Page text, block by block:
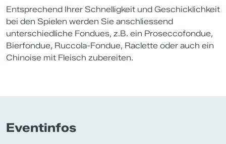
Entsprechend Ihrer Schnelligkeit und Geschicklichkeit
bei den Spielen werden Sie anschliessend
unterschiedliche Fondues, z.B. ein Proseccofondue,
Bierfondue, Ruccola-Fondue, Raclette oder auch ein
Chinoise mit Fleisch zubereiten.
Eventinfos